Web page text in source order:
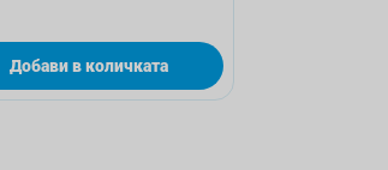
Добави в количката